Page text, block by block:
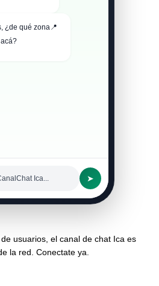
¿de qué zona📍
Ica... ➤
usuarios, el canal de chat Ica es
la red. Conectate ya.